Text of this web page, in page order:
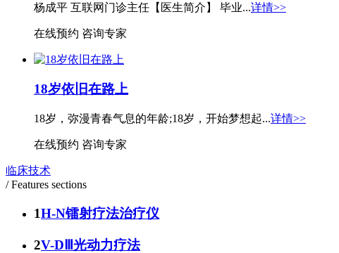
杨成平 互联网门诊主任【医生简介】 毕业...详情>>
在线预约 咨询专家
18岁依旧在路上
18岁，弥漫青春气息的年龄;18岁，开始梦想起...详情>>
在线预约 咨询专家
临床技术
/ Features sections
1H-N镭射疗法治疗仪
2V-DⅢ光动力疗法